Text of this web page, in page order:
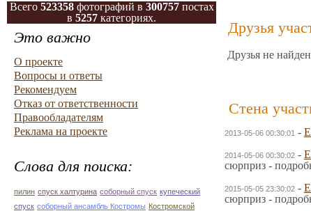
Всего 523358фотографий в 300757постах
в 5257 категориях.
Это важно
О проекте
Вопросы и ответы
Рекомендуем
Отказ от ответственности
Правообладателям
Реклама на проекте
Слова для поиска:
пилин спуск халтурина соборный спуск купеческий
спуск соборный ансамбль Костромы Костромской
Друзья
Друзья не
Стена
2013-05-06 00:30:01 -
2014-05-06 00:30:02 -
сюрприз -
2015-05-05 23:30:02 -
сюрприз -